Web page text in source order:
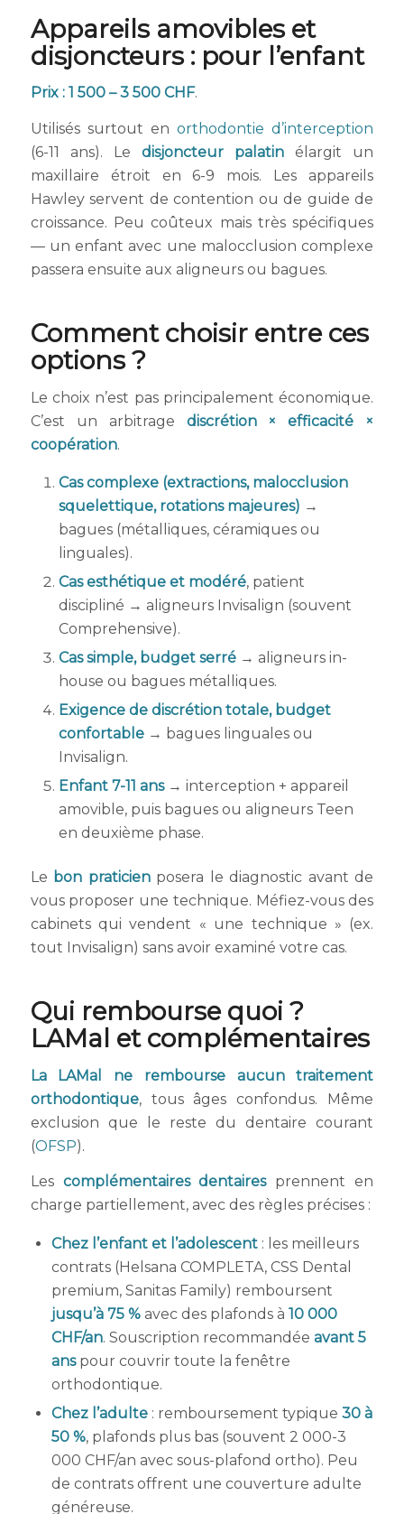
Appareils amovibles et
disjoncteurs : pour l’enfant
Prix : 1 500 – 3 500 CHF.
Utilisés surtout enorthodontie d’interception
(6-11 ans). Le disjoncteur palatin élargit un
maxillaire étroit en 6-9 mois. Les appareils
Hawley servent de contention ou de guide de
croissance. Peu coûteux mais très spécifiques
— un enfant avec une malocclusion complexe
passera ensuite aux aligneurs ou bagues.
Comment choisir entre ces
options ?
Le choix n’est pas principalement économique.
C’est un arbitrage discrétion × efficacité ×
coopération.
Cas complexe (extractions, malocclusion
squelettique, rotations majeures) →
bagues (métalliques, céramiques ou
linguales).
Cas esthétique et modéré, patient
discipliné → aligneurs Invisalign (souvent
Comprehensive).
Cas simple, budget serré→ aligneurs in-
house ou bagues métalliques.
Exigence de discrétion totale, budget
confortable→ bagues linguales ou
Invisalign.
Enfant 7-11 ans→ interception + appareil
amovible, puis bagues ou aligneurs Teen
en deuxième phase.
Le bon praticienposera le diagnostic avant de
vous proposer une technique. Méfiez-vous des
cabinets qui vendent « une technique » (ex.
tout Invisalign) sans avoir examiné votre cas.
Qui rembourse quoi ?
LAMal et complémentaires
La LAMal ne rembourse aucun traitement
orthodontique, tous âges confondus. Même
exclusion que le reste du dentaire courant
(OFSP).
Les complémentaires dentairesprennent en
charge partiellement, avec des règles précises :
Chez l’enfant et l’adolescent: les meilleurs
contrats (Helsana COMPLETA, CSS Dental
premium, Sanitas Family) remboursent
jusqu’à 75 %avec des plafonds à 10 000
CHF/an. Souscription recommandée avant 5
anspour couvrir toute la fenêtre
orthodontique.
Chez l’adulte: remboursement typique 30 à
50 %, plafonds plus bas (souvent 2 000-3
000 CHF/an avec sous-plafond ortho). Peu
de contrats offrent une couverture adulte
généreuse.